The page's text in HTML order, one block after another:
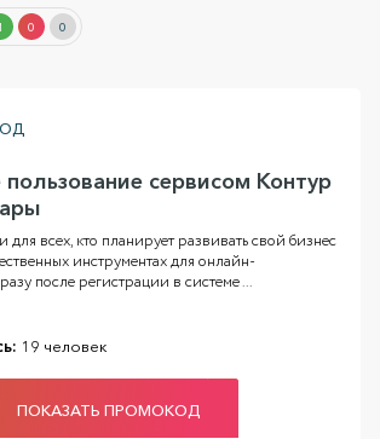
0 0
пользование сервисом Контур
всех, кто планирует развивать свой бизнес
инструментах для онлайн-
после регистрации в системе...
19 человек
ПОКАЗАТЬ ПРОМОКОД